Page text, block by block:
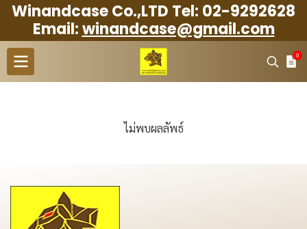
Winandcase Co.,LTD Tel: 02-9292628
Email:winandcase@gmail.com
0
ไม่พบผลลัพธ์